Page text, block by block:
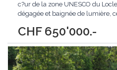
CHF 650'000.-
c?ur de la zone UNESCO du
dégagée et baignée de lumière,
toutes les commodités. Avec un
premier regard, cette...